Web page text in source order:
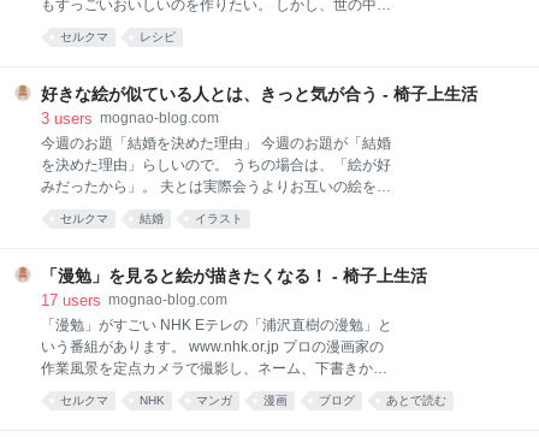
公開直後とかもっと早めに見ればよかったです。これ
がいい！BD・DVD化されたらコマ送りで見たい作
品。 劇中の原稿やスケッチは小畑さんの書き下ろしと
聞いていたので
もすっごいおいしいのを作りたい。 しかし、世の中に
ます。 我が家では普段から煮物は圧力鍋を使用してい
どの名前が付いている簡略レシピも多く、しっかりと
した角煮レシピというのはなかなか巡り会えませんで
した。 色々検索した結果、現在のベストの角煮レシピ
に辿り着いたので自分用覚え書きとしてブログに書い
ておきます。 基本の考え方はこちら 圧力鍋で作る「箸
レシピ・食事 | 教えて!goo ベストアンサーのpho-CAT
湯の中に入れて湯通しします。中まで火が通らなくて
も良い。余分な脂や臭みを抜く為です。
セルクマ レシピ
好きな絵が似ている人とは、きっと気が合う - 椅子上生活
3 users mognao-blog.com
今週のお題「結婚を決めた理由」 今週のお題が「結婚
を決めた理由」らしいので。 うちの場合は、「絵が好
みだったから」。 夫とは実際会うよりお互いの絵を見
たら相手もそう思っててくれたらしい、というきっか
たらいいなあ、と思ってたんですが、お互い忙しくて
ここ数年はなかなか絵は描けてません。 子供もひっく
るめてみんなで描けたらいいなと思ってたんですが
ね、子供はなぜか鉛筆を持てばすごろくを作り、文字
の練習をし、迷路を書くという。 なぜか絵を描いてく
ます。 そっちも素敵だけどね。おかーさんは絵が描き
セルクマ 結婚 イラスト
「漫勉」を見ると絵が描きたくなる！ - 椅子上生活
17 users mognao-blog.com
「漫勉」がすごい NHK Eテレの「浦沢直樹の漫勉」と
いう番組があります。 www.nhk.or.jp プロの漫画家の
作業風景を定点カメラで撮影し、ネーム、下書きから
ペン入れ、そして仕上げまで作業をみっちり見せてく
れながら、浦沢直樹とゲスト漫画家が語るという番組
セルクマ NHK マンガ 漫画 ブログ あとで読む